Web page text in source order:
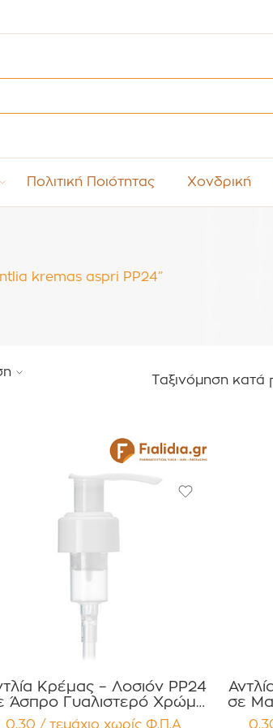
Πολιτική Ποιότητας Χονδρική
kremas aspri PP24”
Ταξινόμηση κατά
Κρέμας – Λοσιόν PP24
Άσπρο Γυαλιστερό Χρώμα
Συσκευασία 12 τεμαχίων
0,30 / τεμάχιο χωρίς Φ.Π.Α
σε